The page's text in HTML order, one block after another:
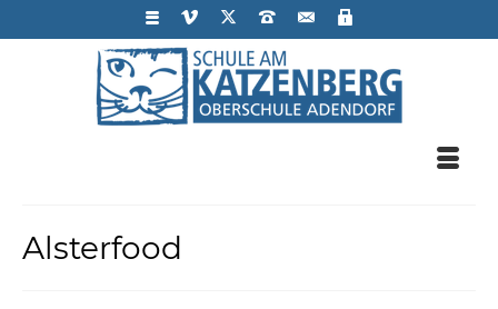
Alsterfood